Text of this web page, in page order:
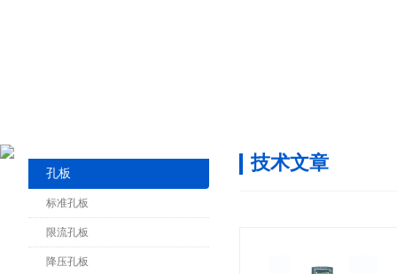
孔板
标准孔板
限流孔板
降压孔板
技术文章